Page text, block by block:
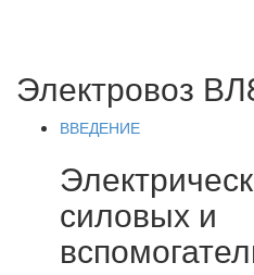
Электровоз
ВВЕДЕНИЕ
силовых и